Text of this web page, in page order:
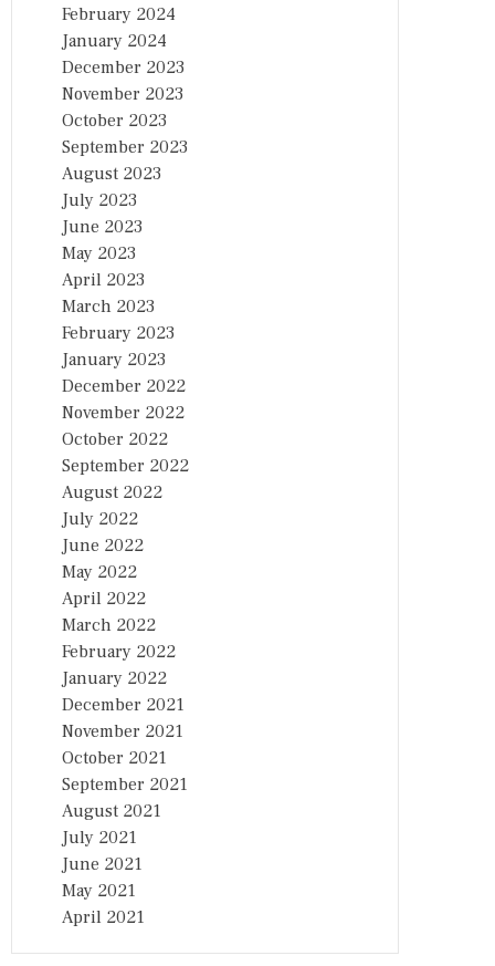
February 2024
January 2024
December 2023
November 2023
October 2023
September 2023
August 2023
July 2023
June 2023
May 2023
April 2023
March 2023
February 2023
January 2023
December 2022
November 2022
October 2022
September 2022
August 2022
July 2022
June 2022
May 2022
April 2022
March 2022
February 2022
January 2022
December 2021
November 2021
October 2021
September 2021
August 2021
July 2021
June 2021
May 2021
April 2021